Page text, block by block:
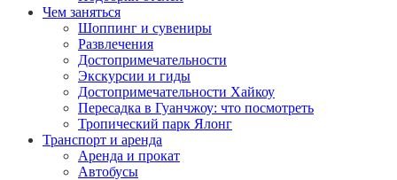
Чем заняться
Шоппинг и сувениры
Развлечения
Достопримечательности
Экскурсии и гиды
Достопримечательности Хайкоу
Пересадка в Гуанчжоу: что посмотреть
Тропический парк Ялонг
Транспорт и аренда
Аренда и прокат
Автобусы